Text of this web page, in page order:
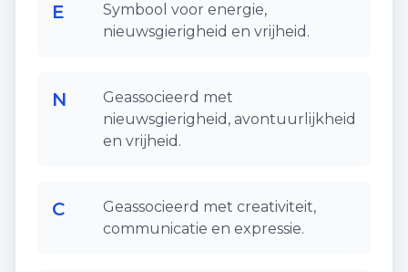
E
Symbool voor energie,
nieuwsgierigheid en vrijheid.
N
Geassocieerd met
nieuwsgierigheid, avontuurlijkheid
en vrijheid.
C
Geassocieerd met creativiteit,
communicatie en expressie.